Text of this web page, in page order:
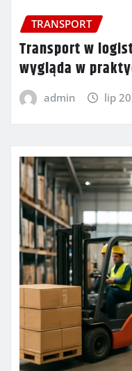
TRANSPORT
Transport w
wygląda w
admin lip